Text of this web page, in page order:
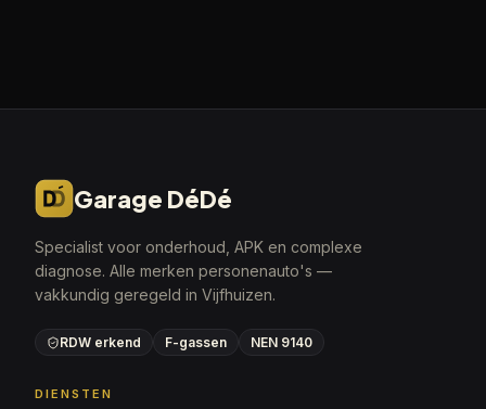
Garage DéDé
Specialist voor onderhoud, APK en complexe
diagnose. Alle merken personenauto's —
vakkundig geregeld in Vijfhuizen.
RDW erkend F-gassen NEN 9140
DIENSTEN